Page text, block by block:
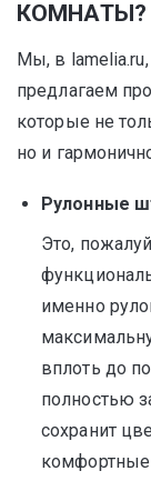
КОМНАТЫ?
Мы, в
предлагаем
которые не
но и
Рулонные
Это,
именно
вплоть до
полностью
сохранит
комфортные